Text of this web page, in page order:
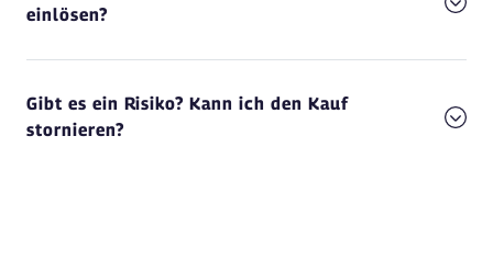
einlösen?
Gibt es ein Risiko? Kann ich den Kauf
stornieren?